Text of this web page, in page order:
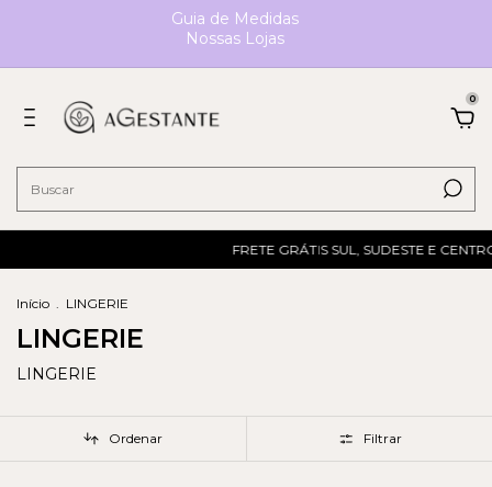
Guia de Medidas
Nossas Lojas
0
FRETE GRÁTIS SUL, SUDESTE E
Início . LINGERIE
LINGERIE
LINGERIE
Ordenar Filtrar